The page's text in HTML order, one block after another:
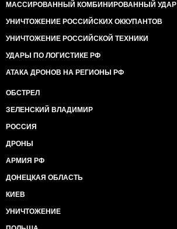
МАССИРОВАННЫЙ КОМБИНИРОВАННЫЙ УДАР
УНИЧТОЖЕНИЕ РОССИЙСКИХ ОККУПАНТОВ
УНИЧТОЖЕНИЕ РОССИЙСКОЙ ТЕХНИКИ
УДАРЫ ПО ЛОГИСТИКЕ РФ
АТАКА ДРОНОВ НА РЕГИОНЫ РФ
ОБСТРЕЛ
ЗЕЛЕНСКИЙ ВЛАДИМИР
РОССИЯ
ДРОНЫ
АРМИЯ РФ
ДОНЕЦКАЯ ОБЛАСТЬ
КИЕВ
УНИЧТОЖЕНИЕ